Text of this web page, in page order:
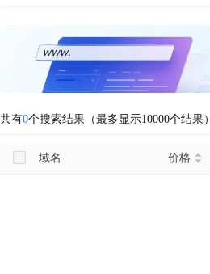
共有0个搜索结果（最多显示10000个结果）
域名 价格